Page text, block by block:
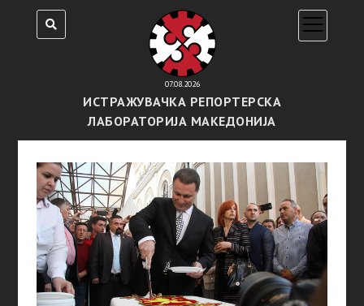
07.08.2026
ИСТРАЖУВАЧКА РЕПОРТЕРСКА
ЛАБОРАТОРИЈА МАКЕДОНИЈА
open
menu